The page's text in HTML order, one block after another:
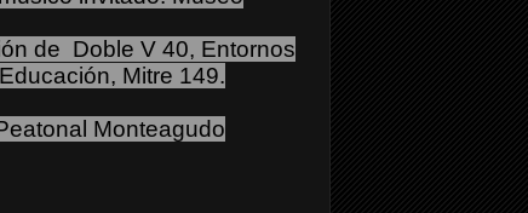
de Doble V 40, Entornos
Mitre 149.
Monteagudo